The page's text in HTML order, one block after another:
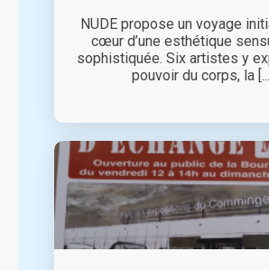
NUDE propose un voyage
cœur d’une esthétique
sophistiquée. Six artistes y
pouvoir du corps, la